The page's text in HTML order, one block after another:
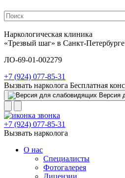
Наркологическая клиника
«Трезвый шаг» в Санкт-Петербурге
ЛО-69-01-002279
+7 (924) 077-85-31
Вызвать нарколога Бесплатная
Версия
+7 (924) 077-85-31
Вызвать нарколога
О нас
Специалисты
Фотогалерея
Лицензии